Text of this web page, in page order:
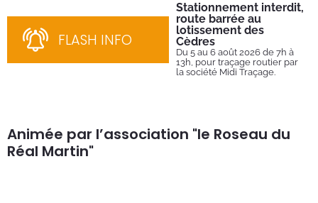
FLASH INFO
Stationnement interdit,
route barrée au
lotissement des
Cèdres
Du 5 au 6 août 2026 de 7h à
13h, pour traçage routier par
la société Midi Traçage.
Animée par l’association "le Roseau du
Réal Martin"